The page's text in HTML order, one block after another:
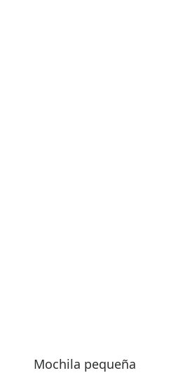
Mochila pequeña